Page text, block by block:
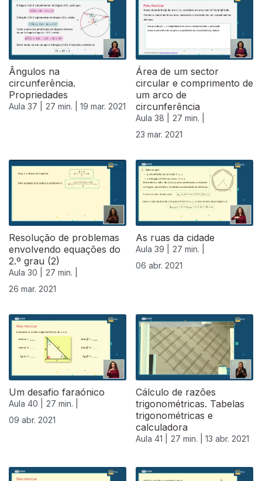
Ângulos na
circunferência.
Propriedades
Aula 37 | 27 min. | 19 mar. 2021
Área de um sector
circular e comprimento de
um arco de
circunferência
Aula 38 |
27 min. |
23 mar. 2021
Resolução de problemas
envolvendo equações do
2.º grau (2)
Aula 30 |
27 min. |
26 mar. 2021
As ruas da cidade
Aula 39 |
27 min. |
06 abr. 2021
Um desafio faraónico
Aula 40 |
27 min. |
09 abr. 2021
Cálculo de razões
trigonométricas. Tabelas
trigonométricas e
calculadora
Aula 41 | 27 min. | 13 abr. 2021